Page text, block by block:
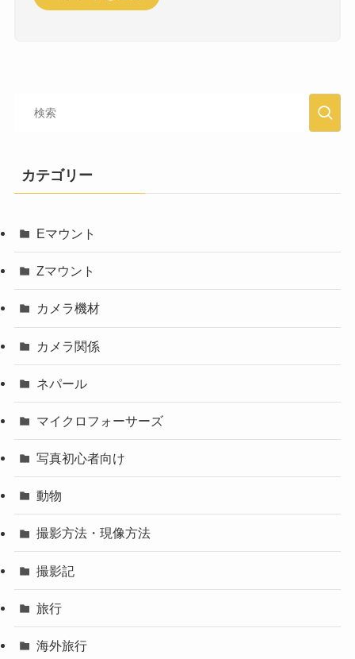
カテゴリー
Eマウント
Zマウント
カメラ機材
カメラ関係
ネパール
マイクロフォーサーズ
写真初心者向け
動物
撮影方法・現像方法
撮影記
旅行
海外旅行